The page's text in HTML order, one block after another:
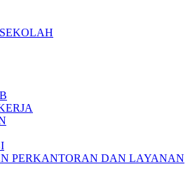
PERKANTORAN DAN LAYANAN